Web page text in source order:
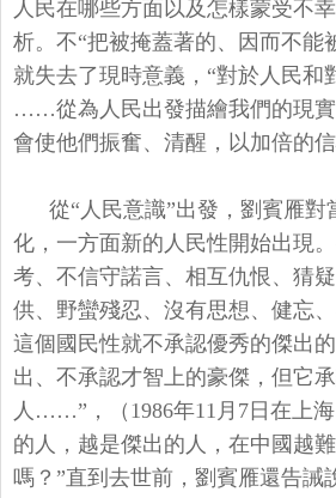
人民在哪些方面以及怎樣蒙受不
析。不“把被掩蓋著的、因而不
就失去了現時意義，“對於人民
……從為人民出發描繪我們的現
會使他們振奮、清醒，以加倍的
從“人民意識”出發，劉賓雁
化，一方面新的人民性開始出現
考、不信守諾言、相互仇恨、猜
供、野蠻殘忍、沒有思想、健忘
這個國民性就不承認優秀的傑出
出、不承認才智上的豪傑，但它
人……”，（ 1986年11月7日在上
的人，越是傑出的人，在中國越
嗎？”直到去世前，劉賓雁還告誡